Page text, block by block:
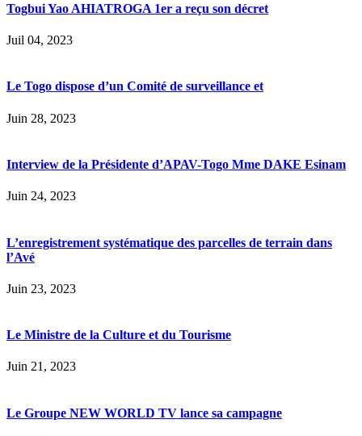
Togbui Yao AHIATROGA 1er a reçu son décret
Juil 04, 2023
Le Togo dispose d’un Comité de surveillance et
Juin 28, 2023
Interview de la Présidente d’APAV-Togo Mme DAKE Esinam
Juin 24, 2023
L’enregistrement systématique des parcelles de terrain dans
l’Avé
Juin 23, 2023
Le Ministre de la Culture et du Tourisme
Juin 21, 2023
Le Groupe NEW WORLD TV lance sa campagne